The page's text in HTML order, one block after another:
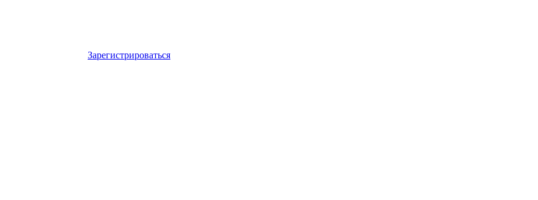
Зарегистрироваться